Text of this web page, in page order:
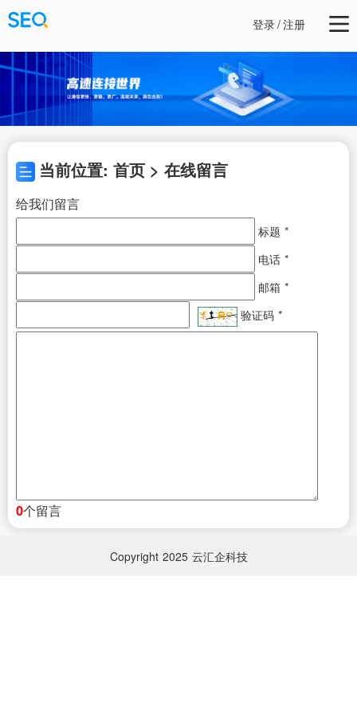
登录/注册
当前位置: 首页 > 在线留言
给我们留言
标题 *
电话 *
邮箱 *
验证码 *
0个留言
Copyright 2025 云汇企科技